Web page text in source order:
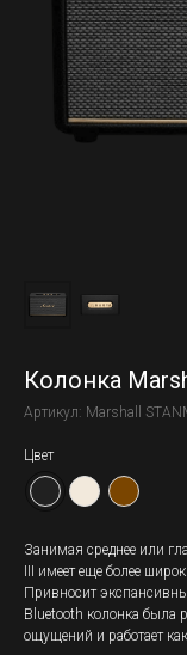
Колонка
Артикул: Marshall
Цвет
Занимая среднее или
III имеет еще более
Привносит
Bluetooth колонка была
ощущений и работает